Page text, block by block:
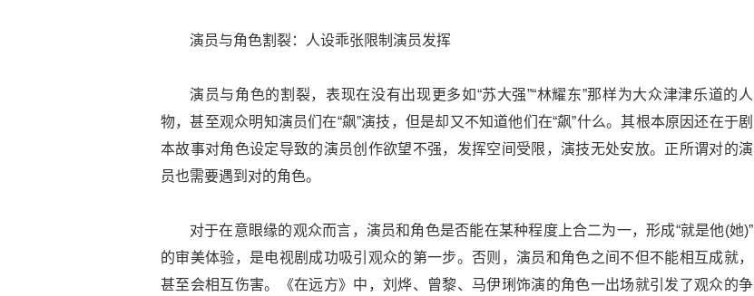
演员与角色割裂：人设乖张限制演员发挥
演员与角色的割裂，表现在没有出现更多如“苏大强”“林耀东”那样为大众津津乐道的人
物，甚至观众明知演员们在“飙”演技，但是却又不知道他们在“飙”什么。其根本原因还在于剧
本故事对角色设定导致的演员创作欲望不强，发挥空间受限，演技无处安放。正所谓对的演
员也需要遇到对的角色。
对于在意眼缘的观众而言，演员和角色是否能在某种程度上合二为一，形成“就是他(她)”
的审美体验，是电视剧成功吸引观众的第一步。否则，演员和角色之间不但不能相互成就，
甚至会相互伤害。《在远方》中，刘烨、曾黎、马伊琍饰演的角色一出场就引发了观众的争